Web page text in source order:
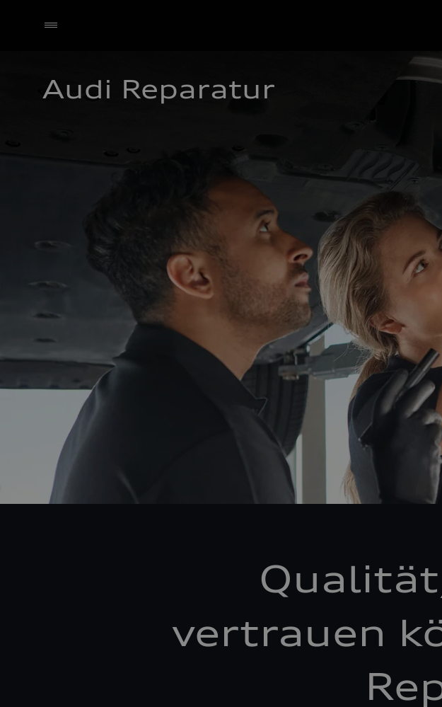
Audi Reparatur
vertrauen